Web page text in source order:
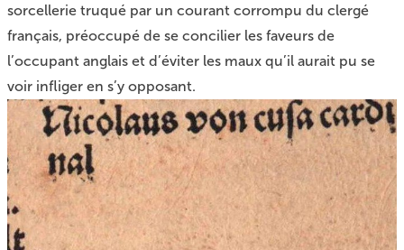
sorcellerie truqué par un courant corrompu du clergé
français, préoccupé de se concilier les faveurs de
l’occupant anglais et d’éviter les maux qu’il aurait pu se
voir infliger en s’y opposant.